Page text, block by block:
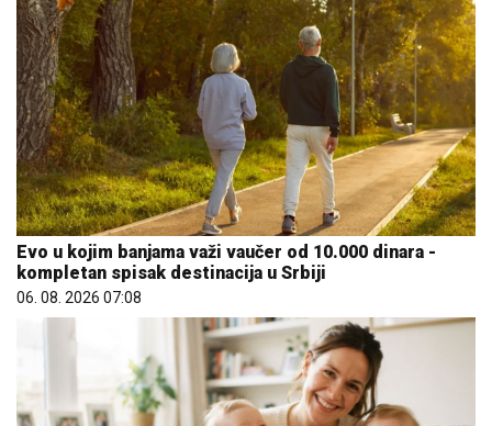
Evo u kojim banjama važi vaučer od 10.000 dinara -
kompletan spisak destinacija u Srbiji
06. 08. 2026 07:08